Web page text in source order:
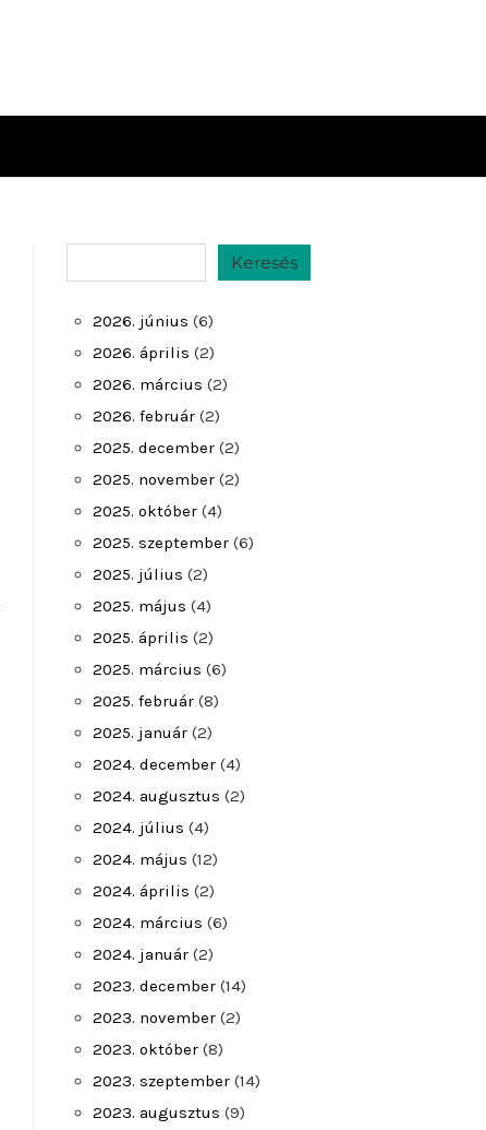
Keresés
2026. június (6)
2026. április (2)
2026. március (2)
2026. február (2)
2025. december (2)
2025. november (2)
2025. október (4)
2025. szeptember (6)
2025. július (2)
2025. május (4)
2025. április (2)
2025. március (6)
2025. február (8)
2025. január (2)
2024. december (4)
2024. augusztus (2)
2024. július (4)
2024. május (12)
2024. április (2)
2024. március (6)
2024. január (2)
2023. december (14)
2023. november (2)
2023. október (8)
2023. szeptember (14)
2023. augusztus (9)